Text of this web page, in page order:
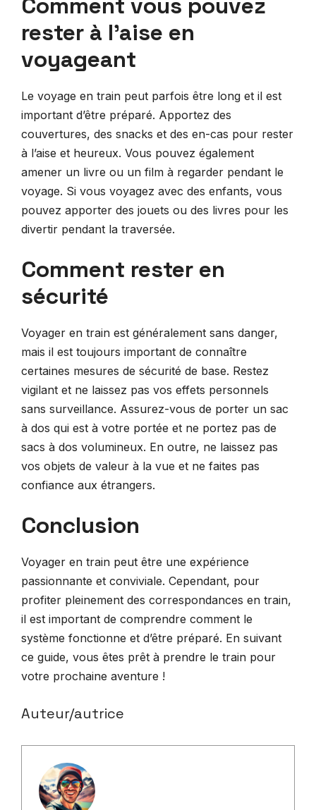
Comment vous pouvez
rester à l’aise en
voyageant
Le voyage en train peut parfois être long et il est
important d’être préparé. Apportez des
couvertures, des snacks et des en-cas pour rester
à l’aise et heureux. Vous pouvez également
amener un livre ou un film à regarder pendant le
voyage. Si vous voyagez avec des enfants, vous
pouvez apporter des jouets ou des livres pour les
divertir pendant la traversée.
Comment rester en
sécurité
Voyager en train est généralement sans danger,
mais il est toujours important de connaître
certaines mesures de sécurité de base. Restez
vigilant et ne laissez pas vos effets personnels
sans surveillance. Assurez-vous de porter un sac
à dos qui est à votre portée et ne portez pas de
sacs à dos volumineux. En outre, ne laissez pas
vos objets de valeur à la vue et ne faites pas
confiance aux étrangers.
Conclusion
Voyager en train peut être une expérience
passionnante et conviviale. Cependant, pour
profiter pleinement des correspondances en train,
il est important de comprendre comment le
système fonctionne et d’être préparé. En suivant
ce guide, vous êtes prêt à prendre le train pour
votre prochaine aventure !
Auteur/autrice